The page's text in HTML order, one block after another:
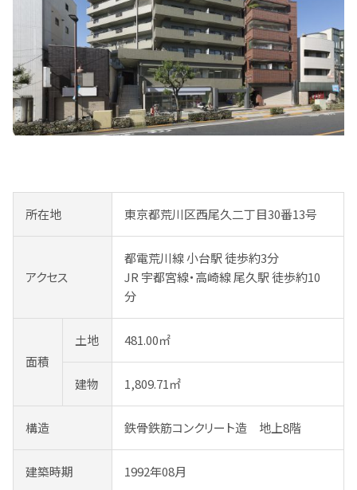
所在地 東京都荒川区西尾久二丁目30番13号
アクセス
都電荒川線 小台駅 徒歩約3分
JR 宇都宮線・高崎線 尾久駅 徒歩約10
分
面積
土地 481.00㎡
建物 1,809.71㎡
構造 鉄骨鉄筋コンクリート造 地上8階
建築時期 1992年08月